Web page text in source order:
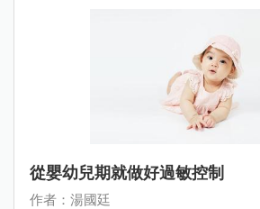
從嬰幼兒期就做好過敏控制
作者：湯國廷